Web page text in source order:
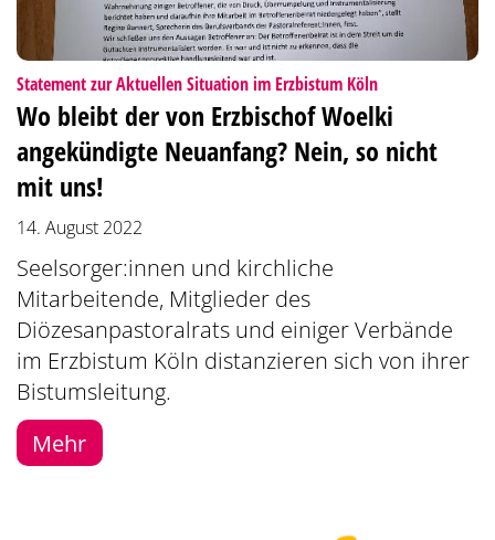
Statement zur Aktuellen Situation im Erzbistum Köln:
Wo bleibt der von Erzbischof Woelki
angekündigte Neuanfang? Nein, so nicht
mit uns!
14. August 2022
Seelsorger:innen und kirchliche
Mitarbeitende, Mitglieder des
Diözesanpastoralrats und einiger Verbände
im Erzbistum Köln distanzieren sich von ihrer
Bistumsleitung.
Mehr